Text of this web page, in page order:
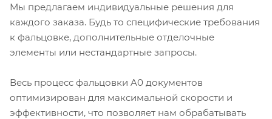
Мы предлагаем индивидуальные решения для
каждого заказа. Будь то специфические требования
к фальцовке, дополнительные отделочные
элементы или нестандартные запросы.
Весь процесс фальцовки A0 документов
оптимизирован для максимальной скорости и
эффективности, что позволяет нам обрабатывать